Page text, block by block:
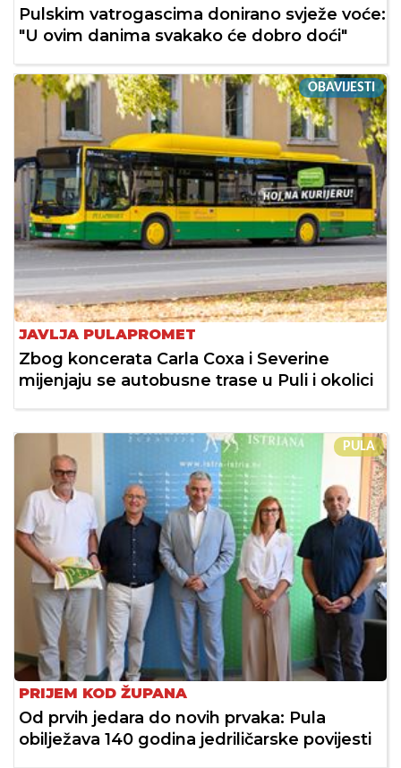
Pulskim vatrogascima donirano svježe voće:
"U ovim danima svakako će dobro doći"
OBAVIJESTI
JAVLJA PULAPROMET
Zbog koncerata Carla Coxa i Severine
mijenjaju se autobusne trase u Puli i okolici
PULA
PRIJEM KOD ŽUPANA
Od prvih jedara do novih prvaka: Pula
obilježava 140 godina jedriličarske povijesti